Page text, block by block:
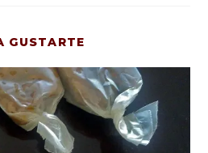
GUSTARTE